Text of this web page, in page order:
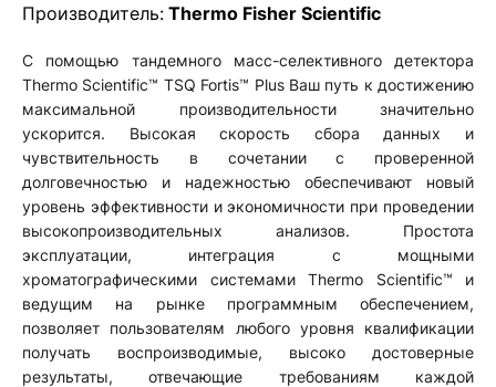
Производитель: Thermo Fisher Scientific
С помощью тандемного масс-селективного детектора
Thermo Scientific™ TSQ Fortis™ Plus Ваш путь к достижению
максимальной производительности значительно
ускорится. Высокая скорость сбора данных и
чувствительность в сочетании с проверенной
долговечностью и надежностью обеспечивают новый
уровень эффективности и экономичности при проведении
высокопроизводительных анализов. Простота
эксплуатации, интеграция с мощными
хроматографическими системами Thermo Scientific™ и
ведущим на рынке программным обеспечением,
позволяет пользователям любого уровня квалификации
получать воспроизводимые, высоко достоверные
результаты, отвечающие требованиям каждой